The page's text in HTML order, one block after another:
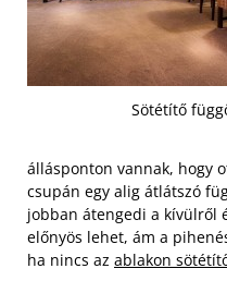
Sötétítő
állásponton vannak, hogy
csupán egy alig átlátszó
jobban átengedi a kívülről
előnyös lehet, ám a
ha nincs az ablakon